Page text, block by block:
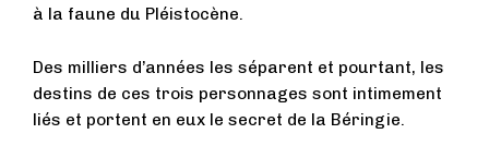
à la faune du Pléistocène.
Des milliers d’années les séparent et pourtant, les
destins de ces trois personnages sont intimement
liés et portent en eux le secret de la Béringie.